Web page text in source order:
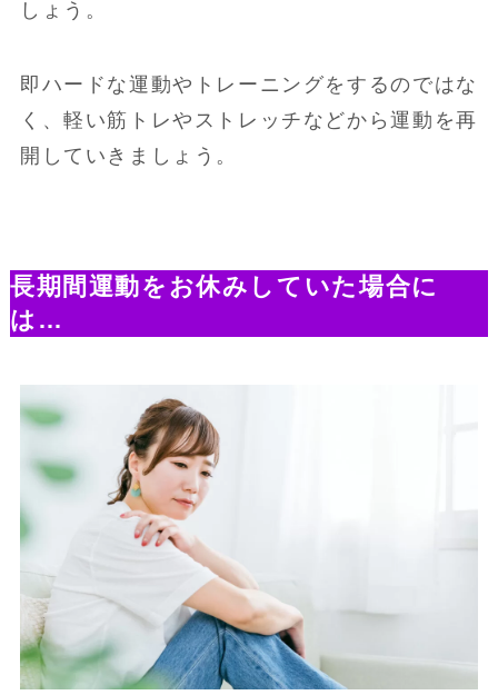
しょう。
即ハードな運動やトレーニングをするのではな
く、軽い筋トレやストレッチなどから運動を再
開していきましょう。
長期間運動をお休みしていた場合に
は…